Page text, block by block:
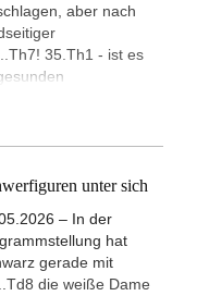
aber nach
35.Th1 - ist es
unter sich
– In der
hat
gerade mit
die weiße Dame